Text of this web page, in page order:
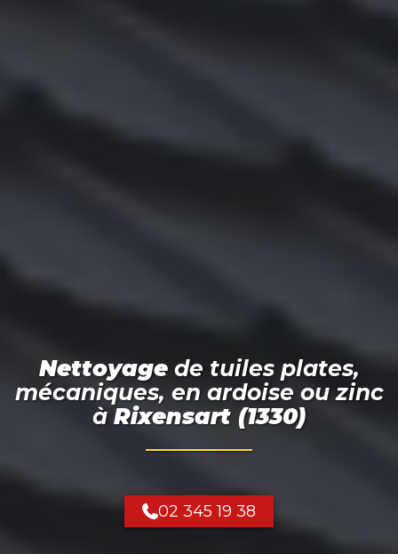
Nettoyage de tuiles plates,
mécaniques, en ardoise ou zinc
à Rixensart (1330)
02 345 19 38